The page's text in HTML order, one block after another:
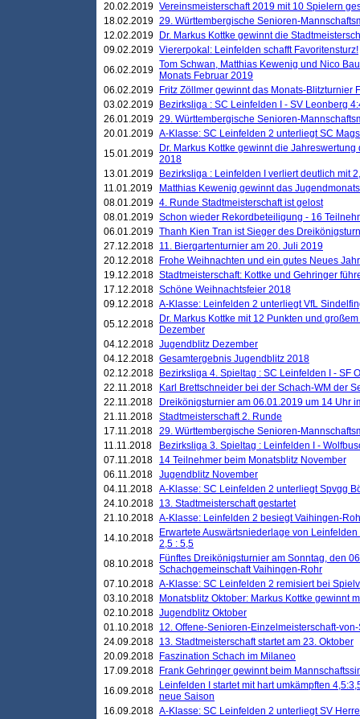
20.02.2019 Vereinsmeisterschaft 2019 mit 10 Spielern
18.02.2019 29. Württembergische Senioren-
12.02.2019
Dr. Markus Kottke gewinnt die
09.02.2019 Viererpokal: Leinfelden schafft Favoritensturz!
06.02.2019 Tom Schwan, Matthias Kewenig und Nico
Monats Februar 2019
06.02.2019
Fritz Zöllmer gewinnt das Monats-Blitzturnier
03.02.2019
Bezirksliga : SC Leinfelden I - SV Leonberg
26.01.2019 29. Württembergische Senioren-
20.01.2019 A-Klasse: SC Leinfelden 2 unterliegt SC
15.01.2019
Dr. Markus Kottke gewinnt die
2018
13.01.2019
Bezirksliga : Leinfelden I verliert deutlich mit
11.01.2019
Matthias Kewenig gewinnt das
08.01.2019 4. Runde Stadtmeisterschaft ist gelost
08.01.2019 Schon wieder Rekordbeteiligung - 16
06.01.2019 Thanh Kien Tran ist Sieger des
27.12.2018 11. Biergartenturnier am 20. Juli 2019
20.12.2018
Frohe Weihnachten und ein gutes Neues
19.12.2018 Stadtmeisterschaft: Kottke und Gehringer
17.12.2018 Schöne Weihnachtsfeier 2018
09.12.2018 A-Klasse: Leinfelden 2 unterliegt VfL
05.12.2018
Dr. Markus Kottke mit 12 Punkten und
Dezember
04.12.2018 Jugendblitz Dezember
04.12.2018 Gesamtergebnis Jugendblitz 2018
02.12.2018
Bezirksliga 4. Spieltag : SC Leinfelden I - SF
22.11.2018
Karl Brettschneider bei der Schach-WM der
22.11.2018
Dreikönigsturnier am 06.01.2019 um 14 Uhr
21.11.2018 Stadtmeisterschaft 2. Runde
17.11.2018 29. Württembergische Senioren-
11.11.2018
Bezirksliga 3. Spieltag : Leinfelden I -
07.11.2018
14 Teilnehmer beim Monatsblitz November
06.11.2018 Jugendblitz November
04.11.2018 A-Klasse: SC Leinfelden 2 unterliegt Spvgg
24.10.2018 13. Stadtmeisterschaft gestartet
21.10.2018 A-Klasse: Leinfelden 2 besiegt Vaihingen-
14.10.2018
Erwartete Auswärtsniederlage von
2,5 : 5,5
08.10.2018
Fünftes Dreikönigsturnier am Sonntag, den
Schachgemeinschaft Vaihingen-Rohr
07.10.2018 A-Klasse: SC Leinfelden 2 remisiert bei
03.10.2018
Monatsblitz Oktober: Markus Kottke gewinnt
02.10.2018 Jugendblitz Oktober
01.10.2018 12. Offene-Senioren-Einzelmeisterschaft-
24.09.2018 13. Stadtmeisterschaft startet am 23. Oktober
20.09.2018
Faszination Schach im Milaneo
17.09.2018
Frank Gehringer gewinnt beim
16.09.2018
Leinfelden I startet mit hart umkämpften
neue Saison
16.09.2018 A-Klasse: SC Leinfelden 2 unterliegt SV